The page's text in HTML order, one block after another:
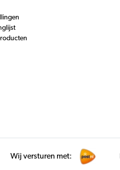
Wij versturen met: